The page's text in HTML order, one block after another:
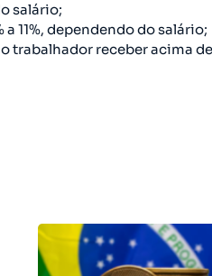
salário;
11%, dependendo do salário;
trabalhador receber acima